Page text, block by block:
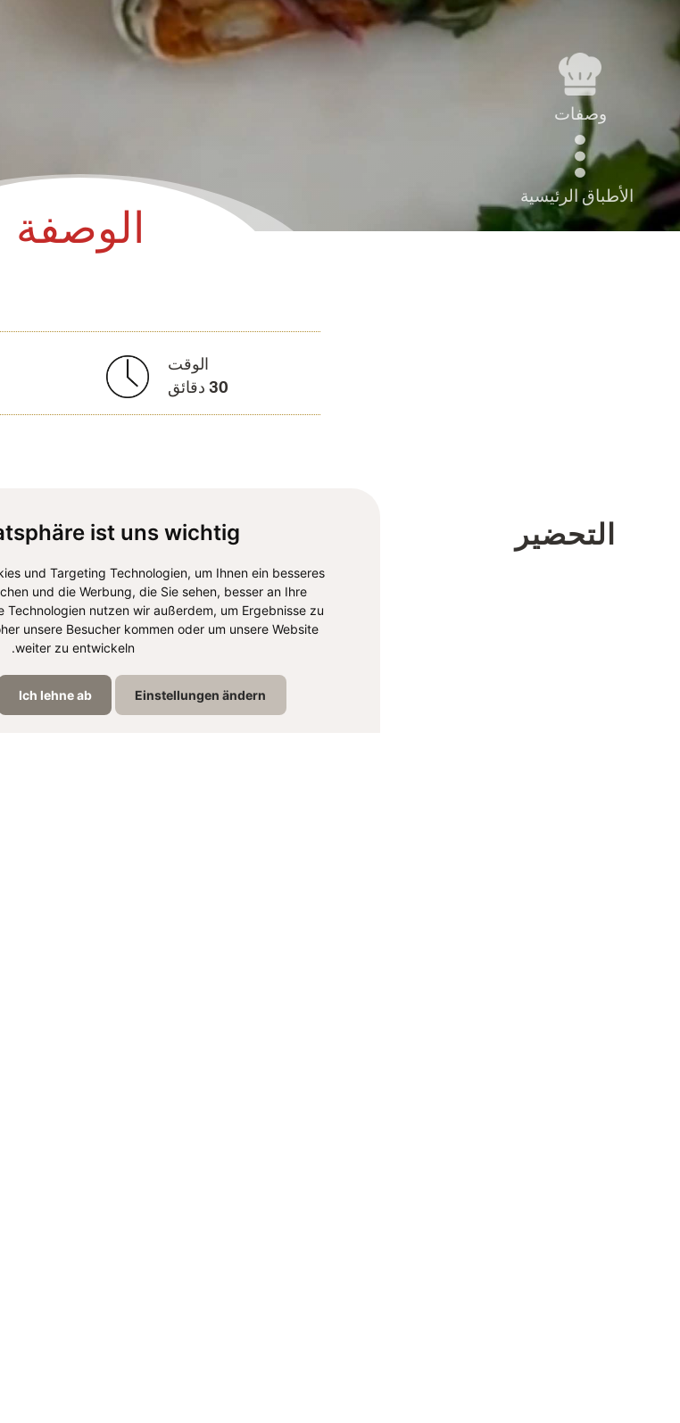
ist uns wichtig
und Targeting Technologien, um Ihnen ein besseres
und die Werbung, die Sie sehen, besser an Ihre
Technologien nutzen wir außerdem, um Ergebnisse zu
unsere Besucher kommen oder um unsere Website
weiter zu entwickeln.
Ich lehne ab Einstellungen ändern
وصفات
الأطباق الرئيسية
الوصفة
الوقت
30 دقائق
التحضير